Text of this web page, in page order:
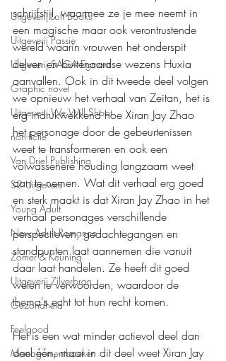
Uitgeverij Loft Books
Uitgeverij Passie
Uitgeverij SAGA Egmont
Graphic novel
Uitgeverij We Will Shoot
non-fictie
Van Driel Publishing
S2 Uitgevers
Young Adult
New Adult Romance
Zomer & Keuning
Uitgeverij Zilverbron
Gezondheid
Feelgood
Managementboeken
schrijfstijl, waarmee ze je mee neemt in
een magische maar ook verontrustende
wereld waarin vrouwen het onderspit
delven en buitenaardse wezens Huxia
aanvallen. Ook in dit tweede deel volgen
we opnieuw het verhaal van Zeitan, het is
erg indrukwekkend hoe Xiran Jay Zhao
het personage door de gebeurtenissen
weet te transformeren en ook een
volwassenere houding langzaam weet
aan te nemen. Wat dit verhaal erg goed
en sterk maakt is dat Xiran Jay Zhao in het
verhaal personages verschillende
perspectieven, gedachtegangen en
standpunten laat aannemen die vanuit
daar laat handelen. Ze heeft dit goed
weten te verwoorden, waardoor de
thema's echt tot hun recht komen.
Het is een wat minder actievol deel dan
deel één, maar in dit deel weet Xiran Jay